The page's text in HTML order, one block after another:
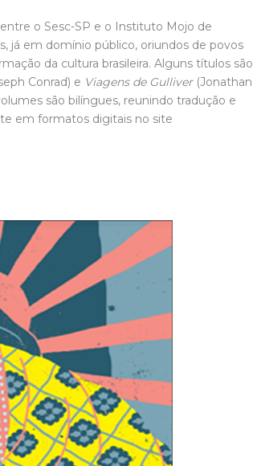
o Sesc-SP e o Instituto Mojo de
já em domínio público, oriundos de povos
da cultura brasileira. Alguns títulos são
Conrad) e Viagens de Gulliver(Jonathan
são bilíngues, reunindo tradução e
em formatos digitais no site